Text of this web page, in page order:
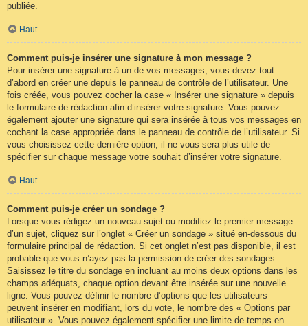
publiée.
Haut
Comment puis-je insérer une signature à mon message ?
Pour insérer une signature à un de vos messages, vous devez tout
d’abord en créer une depuis le panneau de contrôle de l’utilisateur. Une
fois créée, vous pouvez cocher la case « Insérer une signature » depuis
le formulaire de rédaction afin d’insérer votre signature. Vous pouvez
également ajouter une signature qui sera insérée à tous vos messages en
cochant la case appropriée dans le panneau de contrôle de l’utilisateur. Si
vous choisissez cette dernière option, il ne vous sera plus utile de
spécifier sur chaque message votre souhait d’insérer votre signature.
Haut
Comment puis-je créer un sondage ?
Lorsque vous rédigez un nouveau sujet ou modifiez le premier message
d’un sujet, cliquez sur l’onglet « Créer un sondage » situé en-dessous du
formulaire principal de rédaction. Si cet onglet n’est pas disponible, il est
probable que vous n’ayez pas la permission de créer des sondages.
Saisissez le titre du sondage en incluant au moins deux options dans les
champs adéquats, chaque option devant être insérée sur une nouvelle
ligne. Vous pouvez définir le nombre d’options que les utilisateurs
peuvent insérer en modifiant, lors du vote, le nombre des « Options par
utilisateur ». Vous pouvez également spécifier une limite de temps en